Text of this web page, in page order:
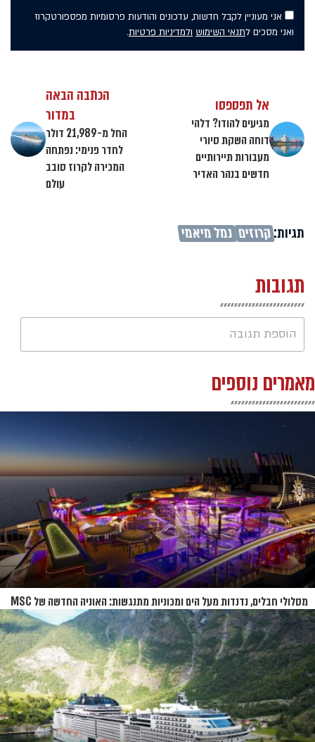
אני מעוניין לקבל חדשות, עדכונים והודעות פרסומיות מפספורטקרוז
ואני מסכים לתנאי השימוש ולמדיניות פרטיות.
אל תפספסו
מגיעים להודו? דלהי
דוחה השקת סיורי
מעבורות תיירותיים
חדשים בנהר האדיר
הכתבה הבאה
במדור
החל מ-21,989 דולר
לחדר פנימי: נפתחה
המכירה לקרוז סובב
עולם
תגיות:קרוזים נמל מיאמי
תגובות
הוספת תגובה
מאמרים נוספים
מסלולי חבלים, נדנדות מעל הים ומכוניות מתנגשות: האוניה החדשה של MSC
נחשפת